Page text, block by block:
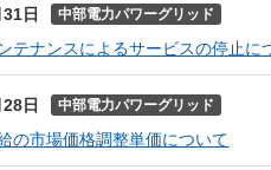
日 中部電力パワーグリッド
テナンスによるサービスの停止に
日 中部電力パワーグリッド
の市場価格調整単価について